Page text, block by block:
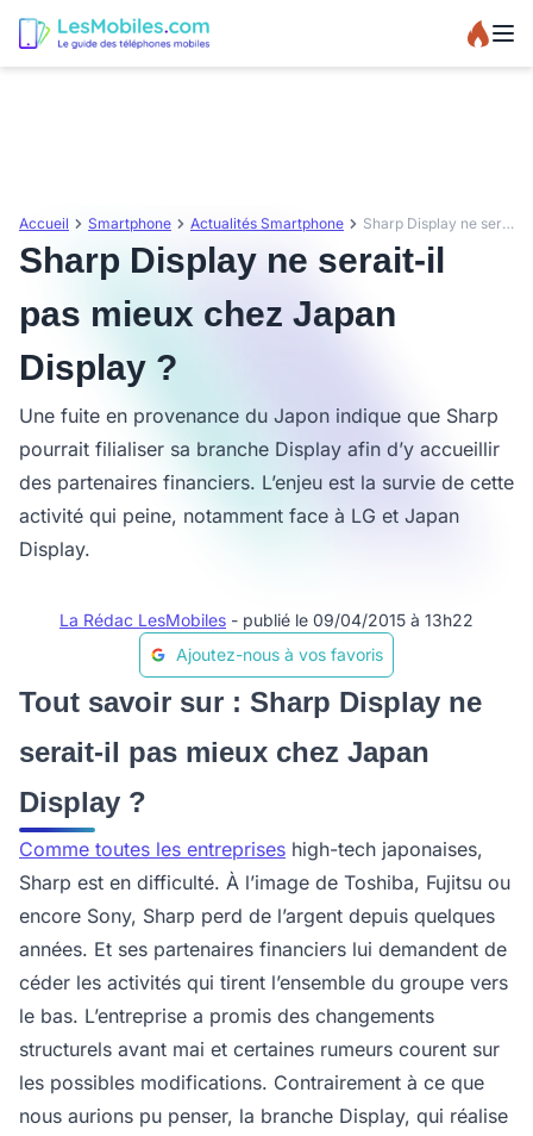
Accueil Smartphone Actualités Smartphone Sharp Display ne serait-il pas mieux chez Japan Display ?
Sharp Display ne serait-il
pas mieux chez Japan
Display ?
Une fuite en provenance du Japon indique que Sharp
pourrait filialiser sa branche Display afin d’y accueillir
des partenaires financiers. L’enjeu est la survie de cette
activité qui peine, notamment face à LG et Japan
Display.
La Rédac LesMobiles - publié le 09/04/2015 à 13h22
Ajoutez-nous à vos favoris
Tout savoir sur : Sharp Display ne
serait-il pas mieux chez Japan
Display ?
Comme toutes les entreprises high-tech japonaises,
Sharp est en difficulté. À l’image de Toshiba, Fujitsu ou
encore Sony, Sharp perd de l’argent depuis quelques
années. Et ses partenaires financiers lui demandent de
céder les activités qui tirent l’ensemble du groupe vers
le bas. L’entreprise a promis des changements
structurels avant mai et certaines rumeurs courent sur
les possibles modifications. Contrairement à ce que
nous aurions pu penser, la branche Display, qui réalise